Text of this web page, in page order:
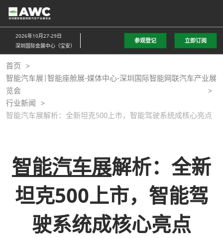
直
接
跳
至
内
容
2026年10月27-29日
深圳国际会展中心（宝安）
参观登记 立即订阅
首页
智能汽车展|智能座舱展-媒体中心-深圳国际智能网联汽车产业展
览会
行业新闻
智能汽车展解析：全新坦克500上市，智能驾驶系统成核心亮点
智能汽车展解析：全新
坦克500上市，智能驾
驶系统成核心亮点